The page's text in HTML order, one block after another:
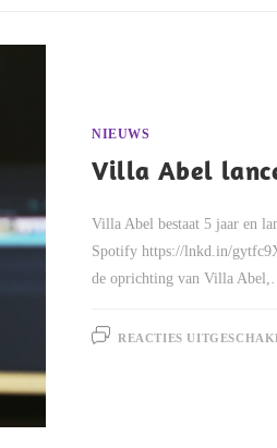
NIEUWS
Villa Abel
Villa Abel bestaat 5 jaar en
Spotify https://lnkd.in/
de oprichting van Villa Abel,…
REACTIES